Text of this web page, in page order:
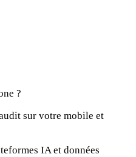
?
sur votre mobile et
IA et données